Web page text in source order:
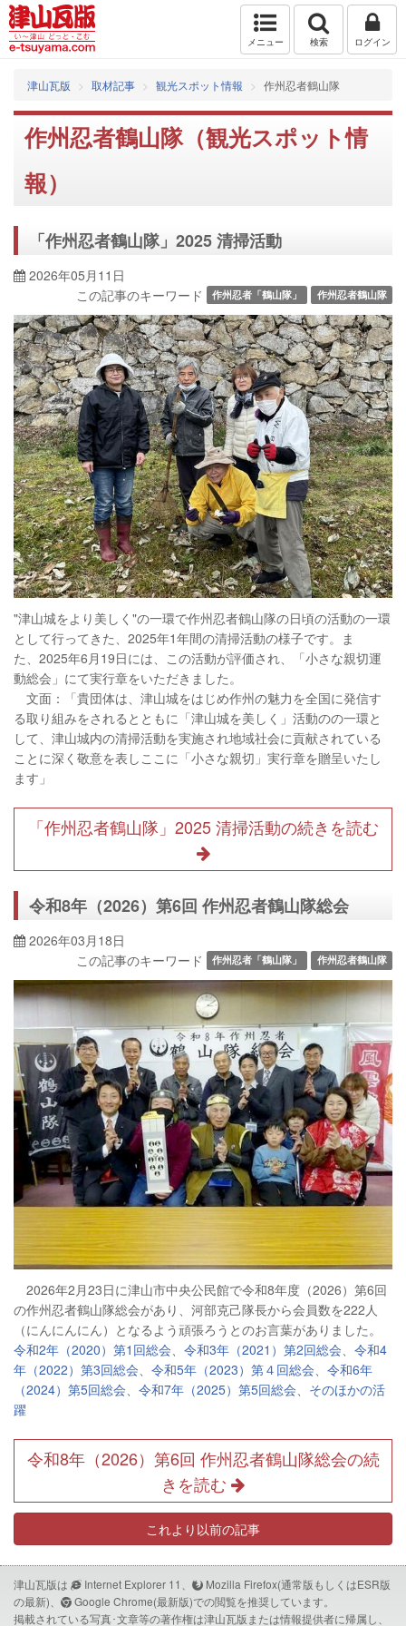
メニュー 検索 ログイン
津山瓦版 取材記事 観光スポット情報 作州忍者鶴山隊
作州忍者鶴山隊（観光スポット情
報）
「作州忍者鶴山隊」2025 清掃活動
2026年05月11日
この記事のキーワード
作州忍者「鶴山隊」 作州忍者鶴山隊
"津山城をより美しく"の一環で作州忍者鶴山隊の日頃の活動の一環
として行ってきた、2025年1年間の清掃活動の様子です。ま
た、 2025年6月19日には、この活動が評価され、
「小さな親切運
動総会」にて実行章をいただきました。
文面：「貴団体は、津山城をはじめ作州の魅力を全国に発信す
る取り組みをされるとともに「津山城を美しく」活動のの一環と
して、津山城内の清掃活動を実施され地域社会に貢献されている
ことに深く敬意を表しここに「小さな親切」実行章を贈呈いたし
ます」
「作州忍者鶴山隊」2025 清掃活動の続きを読む
令和8年（2026）第6回 作州忍者鶴山隊総会
2026年03月18日
この記事のキーワード
作州忍者「鶴山隊」 作州忍者鶴山隊
2026年2月23日に津山市中央公民館で令和8年度（2026）第6回
の作州忍者鶴山隊総会があり、河部克己隊長から会員数を222人
（にんにんにん）となるよう頑張ろうとのお言葉がありました。
令和2年（2020）第1回総会
令和3年（2021）第2回総会
令和4
年（2022）第3回総会
令和5年（2023）第４回総会
令和6年
（2024）第5回総会
令和7年（2025）第5回総会
そのほかの活
躍
令和8年（2026）第6回 作州忍者鶴山隊総会の続
きを読む
これより以前の記事
津山瓦版は Internet Explorer 11、
Mozilla Firefox(通常版もしくはESR版
の最新)、
Google Chrome(最新版)での閲覧を推奨しています。
掲載されている写真･文章等の著作権は津山瓦版または情報提供者に帰属し、